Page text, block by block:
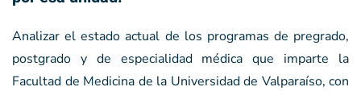
Analizar el estado actual de los programas de pregrado,
postgrado y de especialidad médica que imparte la
Facultad de Medicina de la Universidad de Valparaíso, con